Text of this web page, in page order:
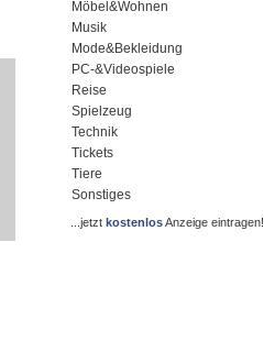
Möbel&Wohnen
Musik
Mode&Bekleidung
PC-&Videospiele
Reise
Spielzeug
Technik
Tickets
Tiere
Sonstiges
...jetzt kostenlosAnzeige eintragen!